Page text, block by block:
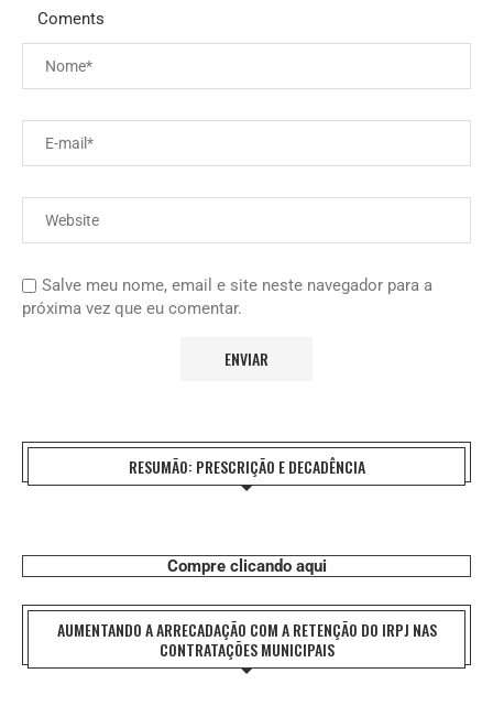
Coments
Salve meu nome, email e site neste navegador para a
próxima vez que eu comentar.
RESUMÃO: PRESCRIÇÃO E DECADÊNCIA
Compre clicando aqui
AUMENTANDO A ARRECADAÇÃO COM A RETENÇÃO DO IRPJ NAS
CONTRATAÇÕES MUNICIPAIS